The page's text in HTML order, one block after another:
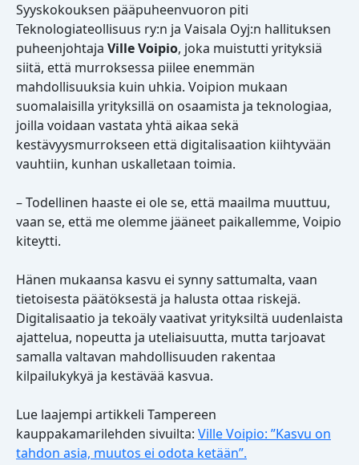
Syyskokouksen pääpuheenvuoron piti
Teknologiateollisuus ry:n ja Vaisala Oyj:n hallituksen
puheenjohtaja Ville Voipio, joka muistutti yrityksiä
siitä, että murroksessa piilee enemmän
mahdollisuuksia kuin uhkia. Voipion mukaan
suomalaisilla yrityksillä on osaamista ja teknologiaa,
joilla voidaan vastata yhtä aikaa sekä
kestävyysmurrokseen että digitalisaation kiihtyvään
vauhtiin, kunhan uskalletaan toimia.
– Todellinen haaste ei ole se, että maailma muuttuu,
vaan se, että me olemme jääneet paikallemme, Voipio
kiteytti.
Hänen mukaansa kasvu ei synny sattumalta, vaan
tietoisesta päätöksestä ja halusta ottaa riskejä.
Digitalisaatio ja tekoäly vaativat yrityksiltä uudenlaista
ajattelua, nopeutta ja uteliaisuutta, mutta tarjoavat
samalla valtavan mahdollisuuden rakentaa
kilpailukykyä ja kestävää kasvua.
Lue laajempi artikkeli Tampereen
kauppakamarilehden sivuilta: Ville Voipio: ”Kasvu on
tahdon asia, muutos ei odota ketään”.